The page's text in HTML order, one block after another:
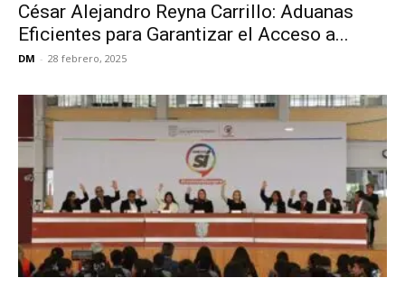
César Alejandro Reyna Carrillo: Aduanas
Eficientes para Garantizar el Acceso a...
DM - 28 febrero, 2025